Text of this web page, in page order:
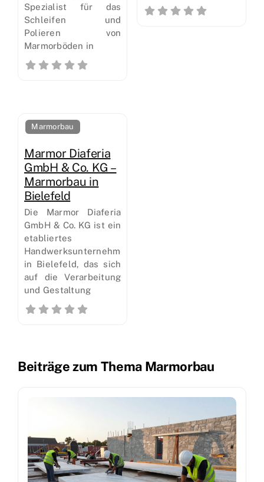
Spezialist für das
Schleifen und
Polieren von
Marmorböden in
Marmorbau
Marmor Diaferia
GmbH & Co. KG –
Marmorbau in
Bielefeld
Die Marmor Diaferia
GmbH & Co. KG ist ein
etabliertes
Handwerksunternehmen
in Bielefeld, das sich
auf die Verarbeitung
und Gestaltung
Beiträge zum Thema Marmorbau